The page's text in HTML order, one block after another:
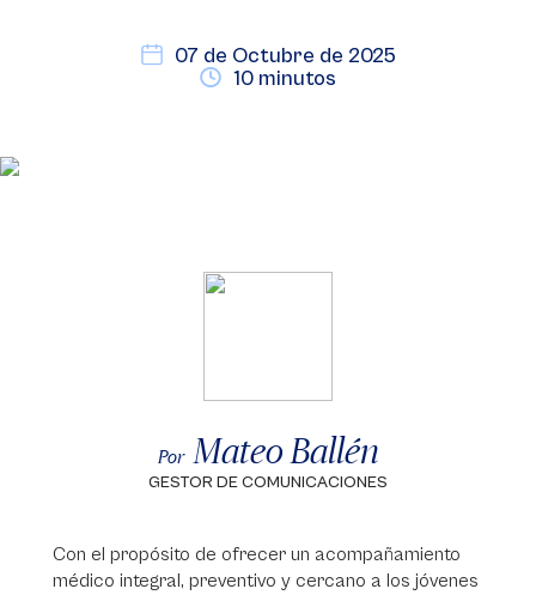
07 de Octubre de 2025
10 minutos
Por Mateo Ballén
GESTOR DE COMUNICACIONES
Con el propósito de ofrecer un acompañamiento
médico integral, preventivo y cercano a los jóvenes